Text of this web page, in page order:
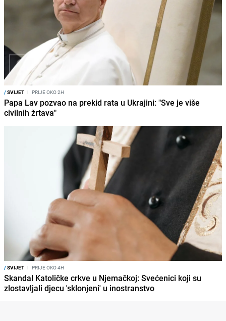
/SVIJET I PRIJE OKO 2H
Papa Lav pozvao na prekid rata u Ukrajini: "Sve je više
civilnih žrtava"
/SVIJET I PRIJE OKO 4H
Skandal Katoličke crkve u Njemačkoj: Svećenici koji su
zlostavljali djecu 'sklonjeni' u inostranstvo